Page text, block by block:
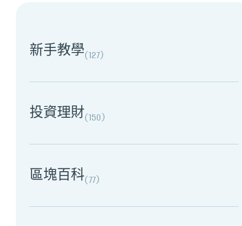
NEW EVENT
NEW EVENT
新手教學(127)
投資理財(150)
區塊百科(77)